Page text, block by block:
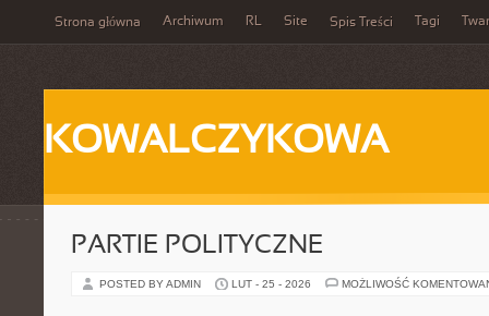
Strona główna Archiwum RL Site Spis Treści Tagi
KOWALCZYKOWA
PARTIE POLITYCZNE
POSTED BY ADMIN LUT - 25 - 2026 MOŻLIWOŚĆ